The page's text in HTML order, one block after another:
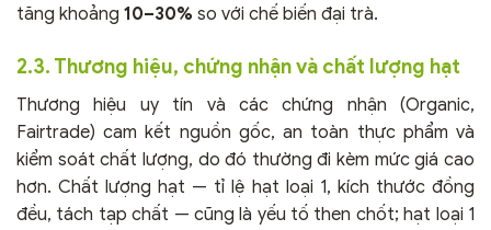
tăng khoảng 10–30% so với chế biến đại trà.
2.3. Thương hiệu, chứng nhận và chất lượng hạt
Thương hiệu uy tín và các chứng nhận (Organic,
Fairtrade) cam kết nguồn gốc, an toàn thực phẩm và
kiểm soát chất lượng, do đó thường đi kèm mức giá cao
hơn. Chất lượng hạt — tỉ lệ hạt loại 1, kích thước đồng
đều, tách tạp chất — cũng là yếu tố then chốt; hạt loại 1